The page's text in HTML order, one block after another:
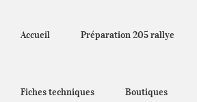
Accueil Préparation 205 rallye
Fiches techniques Boutiques